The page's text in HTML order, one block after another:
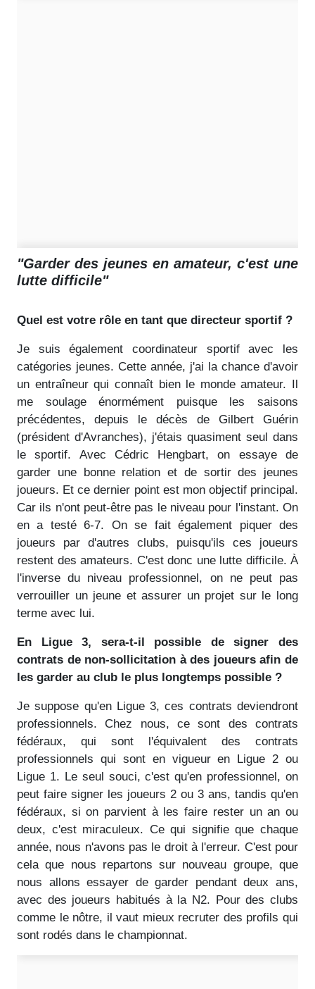
"Garder des jeunes en amateur, c'est une
lutte difficile"
Quel est votre rôle en tant que directeur sportif ?
Je suis également coordinateur sportif avec les
catégories jeunes. Cette année, j'ai la chance d'avoir
un entraîneur qui connaît bien le monde amateur. Il
me soulage énormément puisque les saisons
précédentes, depuis le décès de Gilbert Guérin
(président d'Avranches), j'étais quasiment seul dans
le sportif. Avec Cédric Hengbart, on essaye de
garder une bonne relation et de sortir des jeunes
joueurs. Et ce dernier point est mon objectif principal.
Car ils n'ont peut-être pas le niveau pour l'instant. On
en a testé 6-7. On se fait également piquer des
joueurs par d'autres clubs, puisqu'ils ces joueurs
restent des amateurs. C'est donc une lutte difficile. À
l'inverse du niveau professionnel, on ne peut pas
verrouiller un jeune et assurer un projet sur le long
terme avec lui.
En Ligue 3, sera-t-il possible de signer des
contrats de non-sollicitation à des joueurs afin de
les garder au club le plus longtemps possible ?
Je suppose qu'en Ligue 3, ces contrats deviendront
professionnels. Chez nous, ce sont des contrats
fédéraux, qui sont l'équivalent des contrats
professionnels qui sont en vigueur en Ligue 2 ou
Ligue 1. Le seul souci, c'est qu'en professionnel, on
peut faire signer les joueurs 2 ou 3 ans, tandis qu'en
fédéraux, si on parvient à les faire rester un an ou
deux, c'est miraculeux. Ce qui signifie que chaque
année, nous n'avons pas le droit à l'erreur. C'est pour
cela que nous repartons sur nouveau groupe, que
nous allons essayer de garder pendant deux ans,
avec des joueurs habitués à la N2. Pour des clubs
comme le nôtre, il vaut mieux recruter des profils qui
sont rodés dans le championnat.